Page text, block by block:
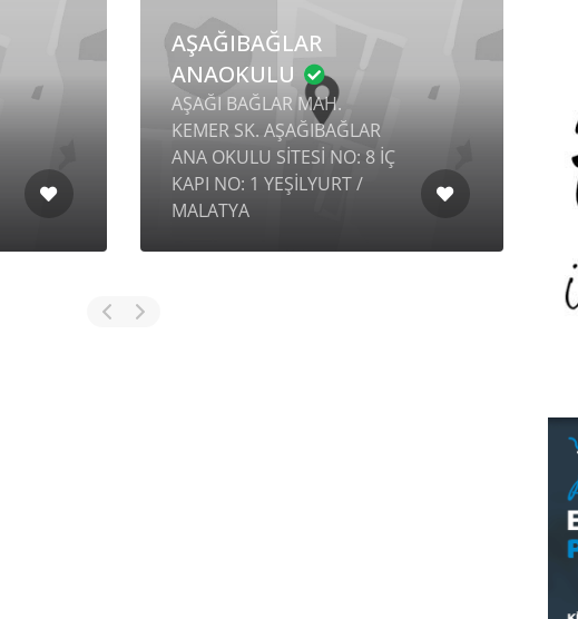
AŞAĞIBAĞLAR
ANAOKULU
AŞAĞI BAĞLAR MAH.
KEMER SK. AŞAĞIBAĞLAR
ANA OKULU SİTESİ NO: 8 İÇ
KAPI NO: 1 YEŞİLYURT /
MALATYA